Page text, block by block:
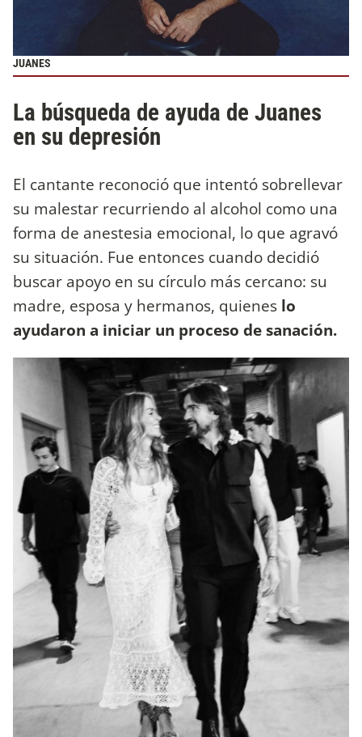
JUANES
La búsqueda de ayuda de Juanes
en su depresión
El cantante reconoció que intentó sobrellevar
su malestar recurriendo al alcohol como una
forma de anestesia emocional, lo que agravó
su situación. Fue entonces cuando decidió
buscar apoyo en su círculo más cercano: su
madre, esposa y hermanos, quienes lo
ayudaron a iniciar un proceso de sanación.